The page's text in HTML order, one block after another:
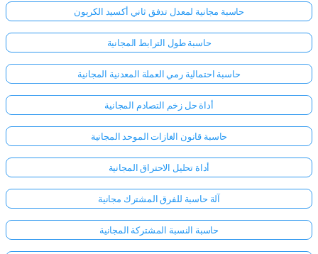
حاسبة مجانية لمعدل تدفق ثاني أكسيد الكربون
حاسبة طول الترابط المجانية
حاسبة احتمالية رمي العملة المعدنية المجانية
أداة حل زخم التصادم المجانية
حاسبة قانون الغازات الموحد المجانية
أداة تحليل الاحتراق المجانية
آلة حاسبة للفرق المشترك مجانية
حاسبة النسبة المشتركة المجانية